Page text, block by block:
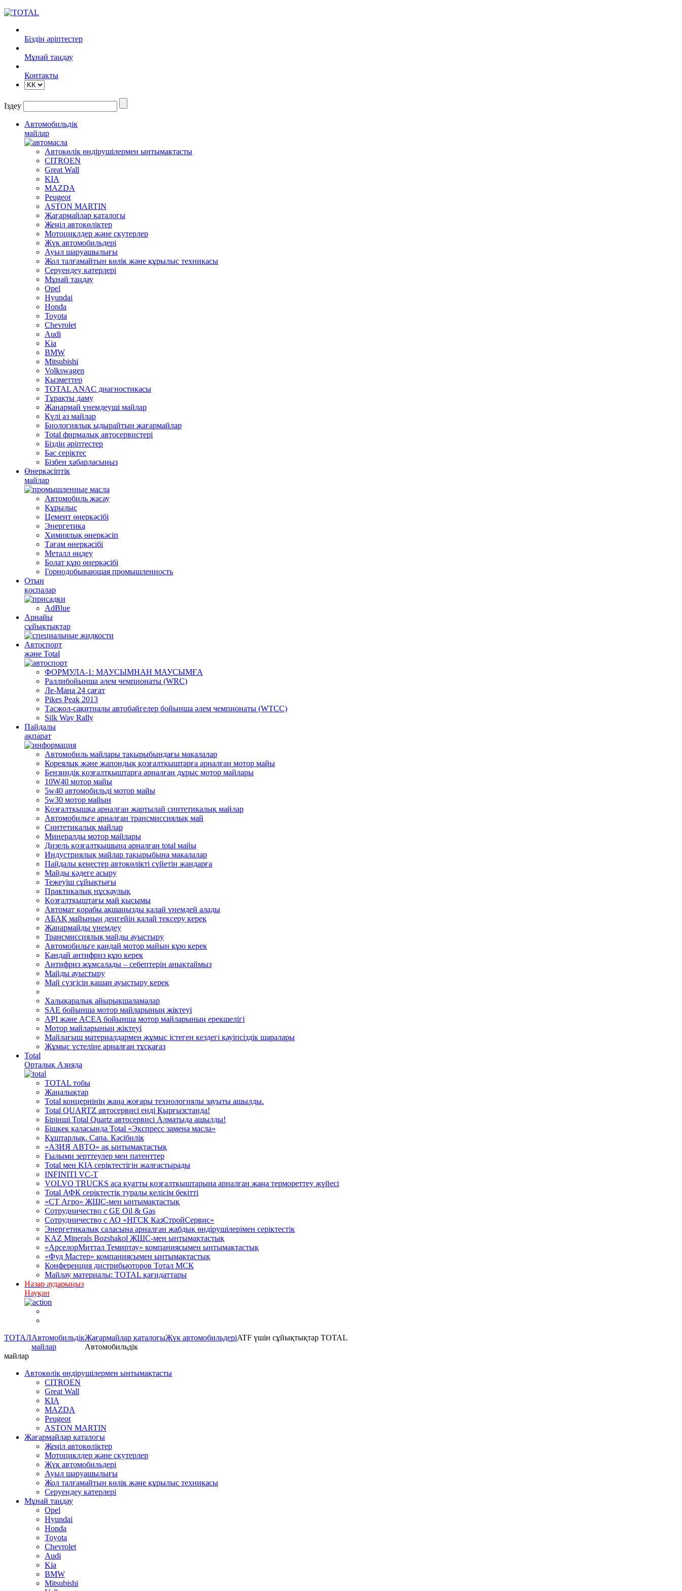
Біздің әріптестер
Mұнай таңдау
Контакты
Іздеу
Автомобильдік
майлар
Автокөлік өндірушілермен ынтымақтасты
CITROEN
Great Wall
KIA
MAZDA
Peugeot
ASTON MARTIN
Жағармайлар каталогы
Жеңіл автокөліктер
Мотоциклдер және скутерлер
Жүк автомобильдері
Ауыл шаруашылығы
Жол талғамайтын көлік және құрылыс техникасы
Серуендеу катерлері
Mұнай таңдау
Opel
Hyundai
Honda
Toyota
Chevrolet
Audi
Kia
BMW
Mitsubishi
Volkswagen
Қызметтер
TOTAL ANAC диагностикасы
Тұрақты даму
Жанармай үнемдеуші майлар
Күлі аз майлар
Биологиялық ыдырайтын жағармайлар
Total фирмалық автосервистері
Біздің әріптестер
Бас серіктес
Бізбен хабарласыңыз
Өнеркәсіптік
майлар
Автомобиль жасау
Құрылыс
Цемент өнеркәсібі
Энергетика
Химиялық өнеркәсіп
Тағам өнеркәсібі
Металл өңдеу
Болат құю өнеркәсібі
Горнодобывающая промышленность
Отын
қоспалар
AdBlue
Арнайы
сұйықтықтар
Автоспорт
және Total
ФОРМУЛА-1: МАУСЫМНАН МАУСЫМҒА
Раллибойынша әлем чемпионаты (WRC)
Ле-Мана 24 сағат
Pikes Peak 2013
Тасжол-сақитналы автобәйгелер бойынша әлем чемпионаты (WTCC)
Silk Way Rally
Пайдалы
ақпарат
Автомобиль майлары тақырыбындағы мақалалар
Кореялық және жапондық қозғалтқыштарға арналған мотор майы
Бензиндік қозғалтқыштарға арналған дұрыс мотор майлары
10W40 мотор майы
5w40 автомобильді мотор майы
5w30 мотор майын
Қозғалтқышқа арналған жартылай синтетикалық майлар
Автомобильге арналған трансмиссиялық май
Синтетикалық майлар
Минералды мотор майлары
Дизель қозғалтқышына арналған total майы
Индустриялық майлар тақырыбына мақалалар
Пайдалы кеңестер автокөлікті сүйетін жандарға
Mайды кәдеге асыру
Тежеуіш cұйықтығы
Практикалық нұсқаулық
Қозғалтқыштағы май қысымы
Автомат қорабы ақшаңызды қалай үнемдей алады
АБАҚ майының деңгейін қалай тексеру керек
Жанармайды үнемдеу
Трансмиссиялық майды ауыстыру
Автомобильге қандай мотор майын құю керек
Қандай антифриз құю керек
Антифриз жұмсалады – себептерін анықтаймыз
Майды ауыстыру
Май сүзгісін қашан ауыстыру керек
Халықаралық айырықшаламалар
SAE бойынша мотор майларының жіктеуі
API және ACEA бойынша мотор майларының ерекшелігі
Мотор майларының жіктеуі
Майлағыш материалдармен жұмыс істеген кездегі қауіпсіздік шаралары
Жұмыс үстеліне арналған тұсқағаз
Total
Орталық Азияда
TOTAL тобы
Жаңалықтар
Total концернінің жаңа жоғары технологиялы зауыты ашылды.
Total QUARTZ автосервисі енді Қырғызстанда!
Бірінші Total Quartz автосервисі Алматыда ашылды!
Бішкек қаласында Total «Экспресс замена масла»
Құштарлық. Сапа. Кәсібилік
«АЗИЯ АВТО» ақ ынтымақтастық
Ғылыми зерттеулер мен патенттер
Total мен KIA серіктестігін жалғастырады
INFINITI VC-T
VOLVO TRUCKS аса қуатты қозғалтқыштарына арналған жаңа термореттеу жүйесі
Total АФК серіктестік туралы келісім бекітті
«СТ Агро» ЖШС-мен ынтымақтастық
Сотрудничество c GE Oil & Gas
Сотрудничество с АО «НГСК КазСтройСервис»
Энергетикалық саласына арналған жабдық өндірушілерімен серіктестік
KAZ Minerals Bozshakol ЖШС-мен ынтымақтастық
«АрселорМиттал Темиртау» компаниясымен ынтымақтастық
«Фуд Мастер» компаниясымен ынтымақтастық
Конференция дистрибьюторов Тотал МСК
Майлау материалы: TOTAL қағидаттары
Назар аударыңыз
Науқан
ТОТАЛАвтомобильдік
майлар
Жағармайлар каталогыЖүк автомобильдеріATF үшін сұйықтықтар TOTAL
Автомобильдік
майлар
Автокөлік өндірушілермен ынтымақтасты
CITROEN
Great Wall
KIA
MAZDA
Peugeot
ASTON MARTIN
Жағармайлар каталогы
Жеңіл автокөліктер
Мотоциклдер және скутерлер
Жүк автомобильдері
Ауыл шаруашылығы
Жол талғамайтын көлік және құрылыс техникасы
Серуендеу катерлері
Mұнай таңдау
Opel
Hyundai
Honda
Toyota
Chevrolet
Audi
Kia
BMW
Mitsubishi